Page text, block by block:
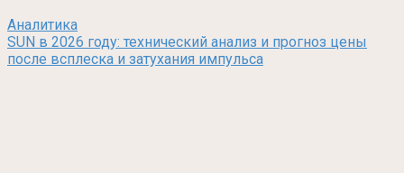
Аналитика
SUN в 2026 году: технический анализ и прогноз цены
после всплеска и затухания импульса